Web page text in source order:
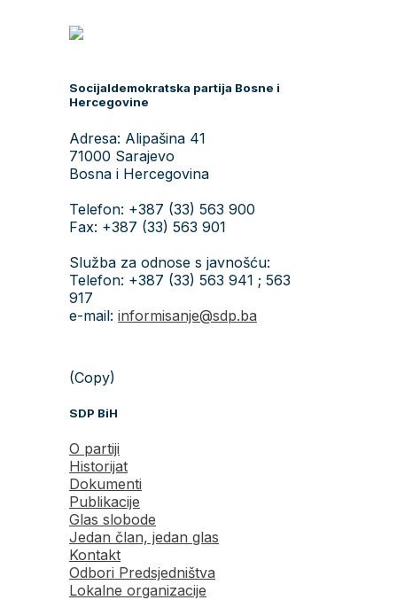
Socijaldemokratska partija Bosne i
Hercegovine
Adresa: Alipašina 41
71000 Sarajevo
Bosna i Hercegovina
Telefon: +387 (33) 563 900
Fax: +387 (33) 563 901
Služba za odnose s javnošću:
Telefon: +387 (33) 563 941 ; 563
917
e-mail: informisanje@sdp.ba
(Copy)
SDP BiH
O partiji
Historijat
Dokumenti
Publikacije
Glas slobode
Jedan član, jedan glas
Kontakt
Odbori Predsjedništva
Lokalne organizacije